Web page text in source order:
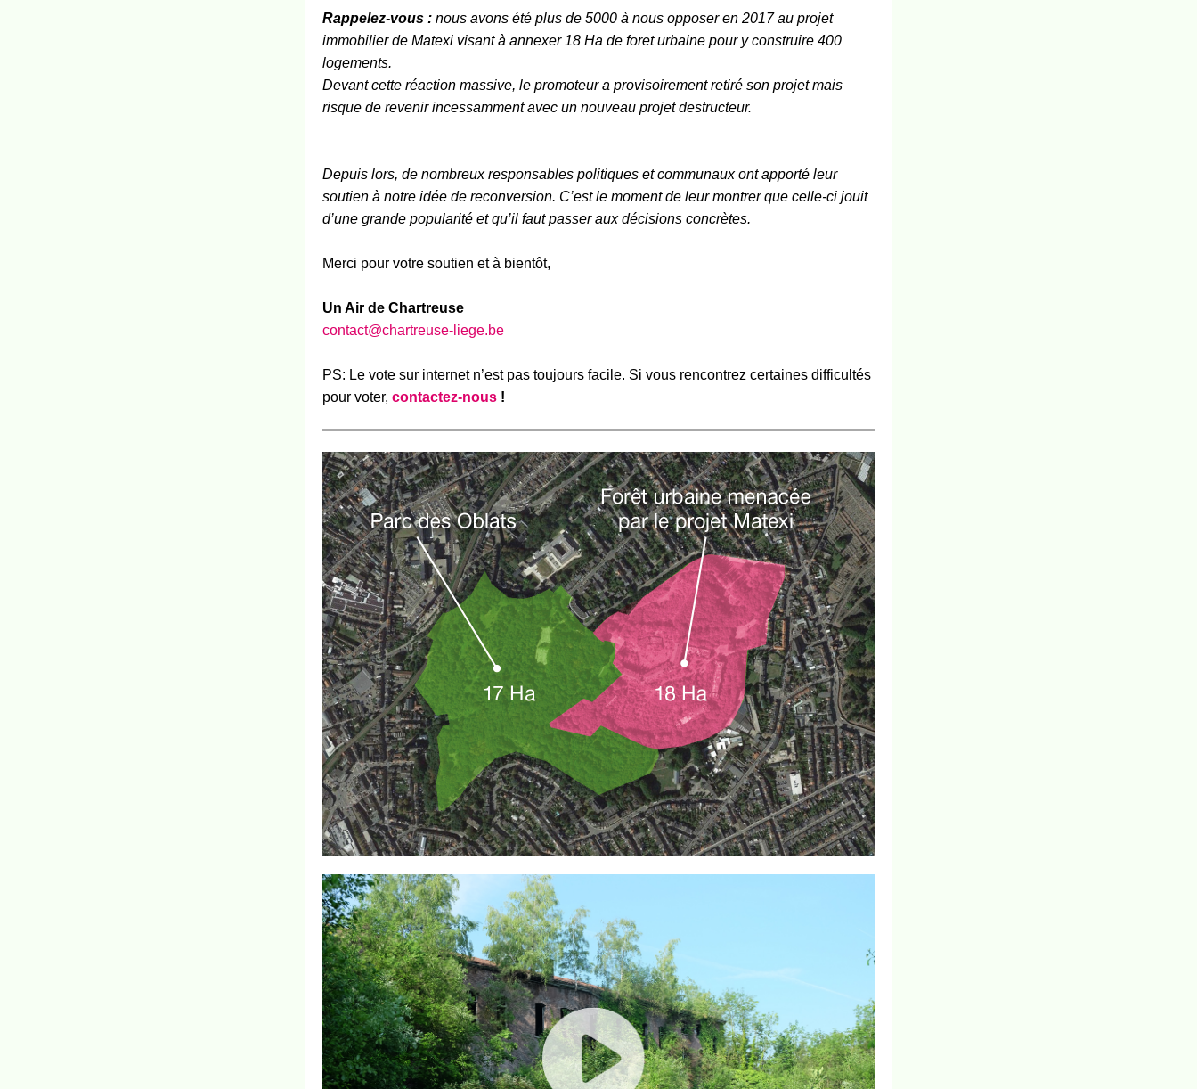
Rappelez-vous : nous avons été plus de 5000 à nous opposer en 2017 au projet
immobilier de Matexi visant à annexer 18 Ha de foret urbaine pour y construire 400
logements.
Devant cette réaction massive, le promoteur a provisoirement retiré son projet mais
risque de revenir incessamment avec un nouveau projet destructeur.
Depuis lors, de nombreux responsables politiques et communaux ont apporté leur
soutien à notre idée de reconversion. C’est le moment de leur montrer que celle-ci jouit
d’une grande popularité et qu’il faut passer aux décisions concrètes.
Merci pour votre soutien et à bientôt,
Un Air de Chartreuse
contact@chartreuse-liege.be
PS: Le vote sur internet n’est pas toujours facile. Si vous rencontrez certaines difficultés
pour voter, contactez-nous !